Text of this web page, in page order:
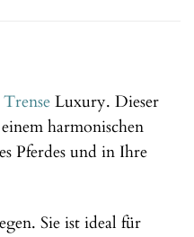
Trense Luxury. Dieser
harmonischen
Pferdes und in Ihre
Sie ist ideal für